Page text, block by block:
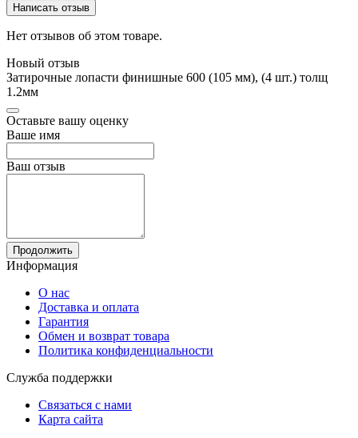
Написать отзыв
Нет отзывов об этом товаре.
Новый отзыв
Затирочные лопасти финишные 600 (105 мм), (4 шт.) толщ
1.2мм
Оставьте вашу оценку
Ваше имя
Ваш отзыв
Продолжить
Информация
О нас
Доставка и оплата
Гарантия
Обмен и возврат товара
Политика конфиденциальности
Служба поддержки
Связаться с нами
Карта сайта